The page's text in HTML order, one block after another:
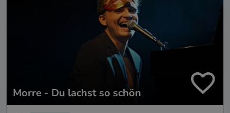
Morre - Du lachst so schön